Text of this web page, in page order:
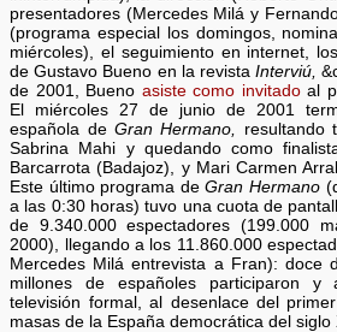
presentadores (Mercedes Milá y
(programa especial los domingos,
miércoles), el seguimiento en internet,
de Gustavo Bueno en la revista Interviú,
de 2001, Bueno asiste como invitadoal
El miércoles 27 de junio de 2001
española de Gran Hermano,
resultando
Sabrina Mahi y quedando como
Barcarrota (Badajoz), y Mari Carmen
Este último programa deGran Hermano
a las 0:30 horas) tuvo una cuota de
de 9.340.000 espectadores (199.000
2000), llegando a los 11.860.000
Mercedes Milá entrevista a Fran): doce
millones de españoles participaron y
televisión formal, al desenlace del
masas de la España democrática del siglo